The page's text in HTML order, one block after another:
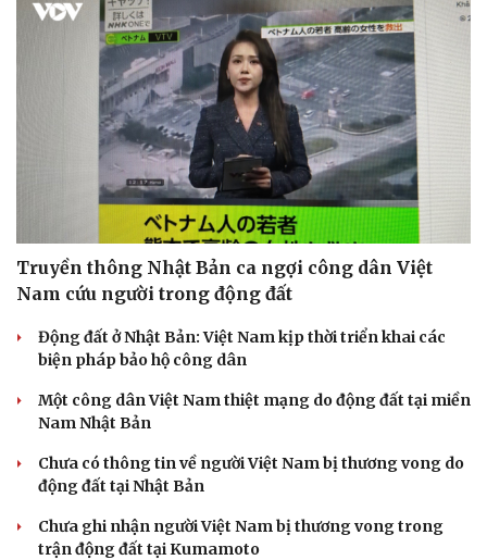
Tư vấn luật
Quân sự - Quốc phòng
Vũ khí
Việt Nam
Phân tích
Truyền thông Nhật Bản ca ngợi công dân Việt
Nam cứu người trong động đất
Động đất ở Nhật Bản: Việt Nam kịp thời triển khai các
biện pháp bảo hộ công dân
Một công dân Việt Nam thiệt mạng do động đất tại miền
Nam Nhật Bản
Chưa có thông tin về người Việt Nam bị thương vong do
động đất tại Nhật Bản
Chưa ghi nhận người Việt Nam bị thương vong trong
trận động đất tại Kumamoto